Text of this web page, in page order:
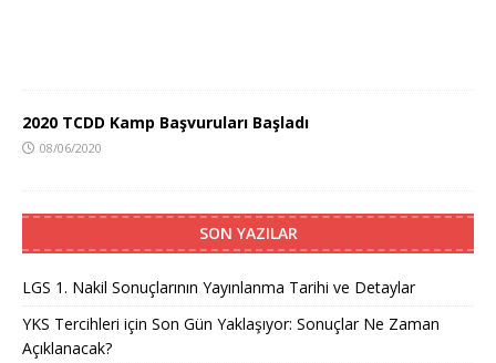
2020 TCDD Kamp Başvuruları Başladı
08/06/2020
SON YAZILAR
LGS 1. Nakil Sonuçlarının Yayınlanma Tarihi ve Detaylar
YKS Tercihleri için Son Gün Yaklaşıyor: Sonuçlar Ne Zaman
Açıklanacak?